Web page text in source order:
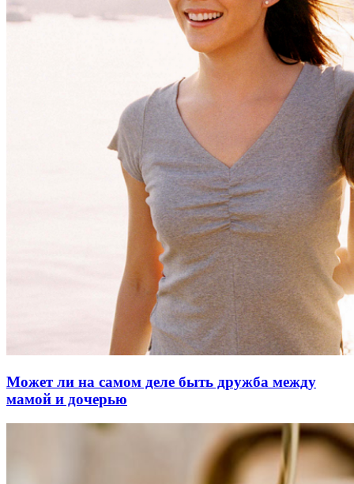
Может ли на самом деле быть дружба между
мамой и дочерью